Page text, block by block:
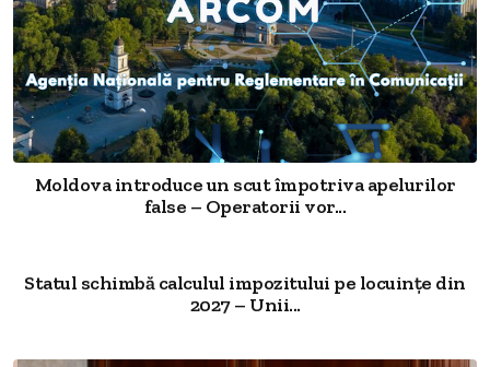
Moldova introduce un scut împotriva apelurilor
false – Operatorii vor...
Statul schimbă calculul impozitului pe locuințe din
2027 – Unii...